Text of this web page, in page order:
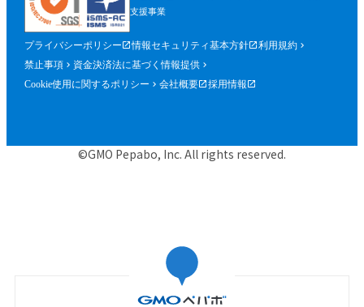
支援事業
プライバシーポリシー 情報セキュリティ基本方針
利用規約
禁止事項
資金決済法に基づく情報提供
Cookie使用に関するポリシー
会社概要 採用情報
©GMO Pepabo, Inc. All rights reserved.